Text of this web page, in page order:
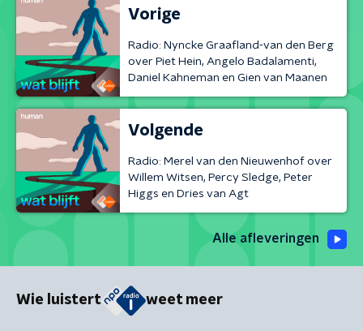
Vorige
Radio: Nyncke Graafland-van den Berg
over Piet Hein, Angelo Badalamenti,
Daniel Kahneman en Gien van Maanen
Volgende
Radio: Merel van den Nieuwenhof over
Willem Witsen, Percy Sledge, Peter
Higgs en Dries van Agt
Alle afleveringen
Wie luistert weet meer